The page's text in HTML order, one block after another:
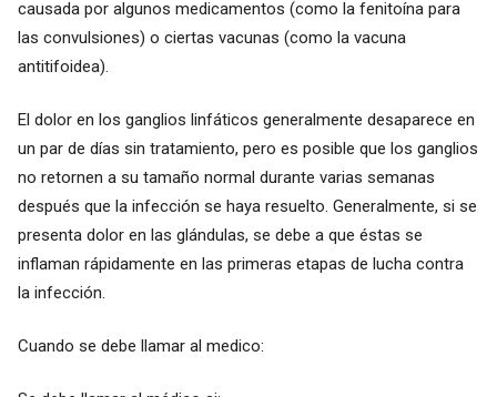
causada por algunos medicamentos (como la fenitoína para
las convulsiones) o ciertas vacunas (como la vacuna
antitifoidea).
El dolor en los ganglios linfáticos generalmente desaparece en
un par de días sin tratamiento, pero es posible que los ganglios
no retornen a su tamaño normal durante varias semanas
después que la infección se haya resuelto. Generalmente, si se
presenta dolor en las glándulas, se debe a que éstas se
inflaman rápidamente en las primeras etapas de lucha contra
la infección.
Cuando se debe llamar al medico: